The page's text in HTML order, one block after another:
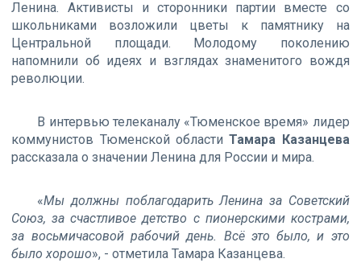
Ленина. Активисты и сторонники партии вместе со
школьниками возложили цветы к памятнику на
Центральной площади. Молодому поколению
напомнили об идеях и взглядах знаменитого вождя
революции.
В интервью телеканалу «Тюменское время» лидер
коммунистов Тюменской областиТамара Казанцева
рассказала о значении Ленина для России и мира.
«Мы должны поблагодарить Ленина за Советский
Союз, за счастливое детство с пионерскими кострами,
за восьмичасовой рабочий день. Всё это было, и это
было хорошо», - отметила Тамара Казанцева.